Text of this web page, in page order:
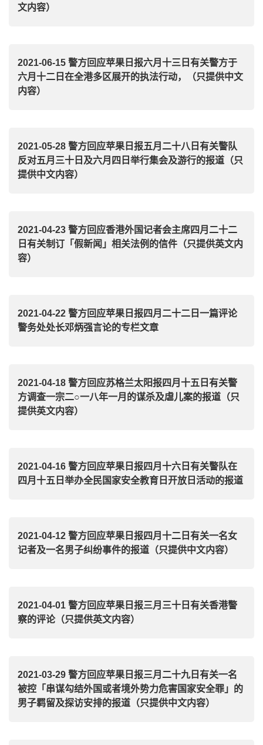
文内容）
2021-06-15 警方回应苹果日报六月十三日有关警方于
六月十二日在全港多区展开的执法行动，（只提供中文
内容）
2021-05-28 警方回应苹果日报五月二十八日有关警队
反对五月三十日及六月四日举行集会及游行的报道（只
提供中文内容）
2021-04-23 警方回应香港外国记者会主席四月二十二
日有关制订「假新闻」相关法例的信件（只提供英文内
容）
2021-04-22 警方回应苹果日报四月二十二日一篇评论
警务处处长邓炳强言论的专栏文章
2021-04-18 警方回应苏格兰太阳报四月十五日有关警
方调查一宗二○一八年一月的谋杀及虐儿案的报道（只
提供英文内容）
2021-04-16 警方回应苹果日报四月十六日有关警队在
四月十五日举办全民国家安全教育日开放日活动的报道
2021-04-12 警方回应苹果日报四月十二日有关一名女
记者及一名男子纠纷事件的报道（只提供中文内容）
2021-04-01 警方回应苹果日报三月三十日有关香港警
察的评论（只提供英文内容）
2021-03-29 警方回应苹果日报三月二十九日有关一名
被控「串谋勾结外国或者境外势力危害国家安全罪」的
男子羁留及探访安排的报道（只提供中文内容）